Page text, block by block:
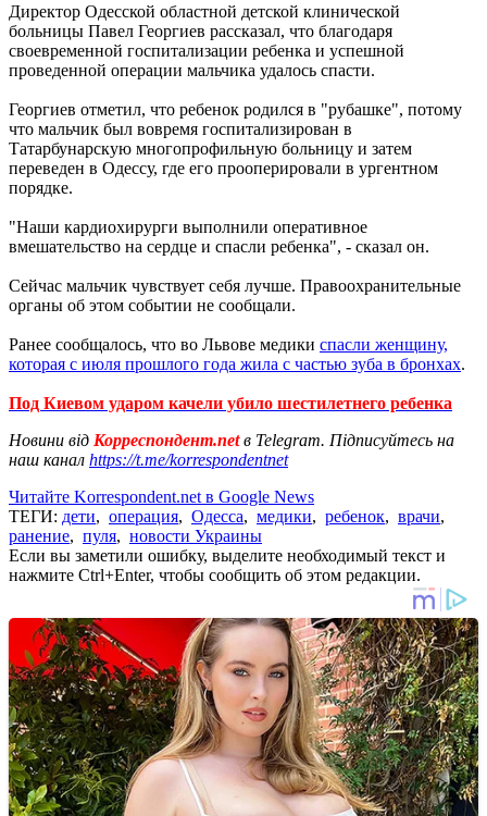
Директор Одесской областной детской клинической
больницы Павел Георгиев рассказал, что благодаря
своевременной госпитализации ребенка и успешной
проведенной операции мальчика удалось спасти.
Георгиев отметил, что ребенок родился в "рубашке", потому
что мальчик был вовремя госпитализирован в
Татарбунарскую многопрофильную больницу и затем
переведен в Одессу, где его прооперировали в ургентном
порядке.
"Наши кардиохирурги выполнили оперативное
вмешательство на сердце и спасли ребенка", - сказал он.
Сейчас мальчик чувствует себя лучше. Правоохранительные
органы об этом событии не сообщали.
Ранее сообщалось, что во Львове медики спасли женщину,
которая с июля прошлого года жила с частью зуба в бронхах.
Под Киевом ударом качели убило шестилетнего ребенка
Новини від Корреспондент.netв Telegram. Підписуйтесь на
наш канал https://t.me/korrespondentnet
Читайте Korrespondent.net в Google News
ТЕГИ: дети, операция, Одесса, медики, ребенок, врачи,
ранение, пуля, новости Украины
Если вы заметили ошибку, выделите необходимый текст и
нажмите Ctrl+Enter, чтобы сообщить об этом редакции.